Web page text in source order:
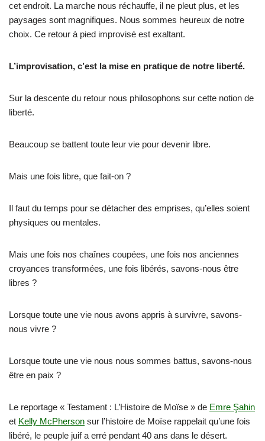
cet endroit. La marche nous réchauffe, il ne pleut plus, et les
paysages sont magnifiques. Nous sommes heureux de notre
choix. Ce retour à pied improvisé est exaltant.
L’improvisation, c’est la mise en pratique de notre liberté.
Sur la descente du retour nous philosophons sur cette notion de
liberté.
Beaucoup se battent toute leur vie pour devenir libre.
Mais une fois libre, que fait-on ?
Il faut du temps pour se détacher des emprises, qu’elles soient
physiques ou mentales.
Mais une fois nos chaînes coupées, une fois nos anciennes
croyances transformées, une fois libérés, savons-nous être
libres ?
Lorsque toute une vie nous avons appris à survivre, savons-
nous vivre ?
Lorsque toute une vie nous nous sommes battus, savons-nous
être en paix ?
Le reportage « Testament : L’Histoire de Moïse » de Emre Şahin
et Kelly McPherson sur l’histoire de Moïse rappelait qu’une fois
libéré, le peuple juif a erré pendant 40 ans dans le désert.